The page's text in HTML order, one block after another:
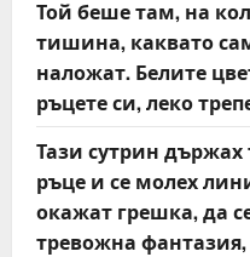
Той беше там, на
тишина, каквато
наложат. Белите
ръцете си, леко
Тази сутрин държах
ръце и се молех
окажат грешка, да
тревожна